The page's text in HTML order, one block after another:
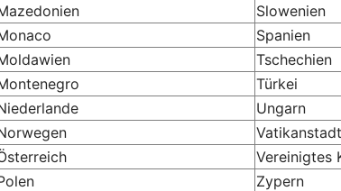
Slowenien
Spanien
Tschechien
Türkei
Ungarn
Vatikanstadt
Vereinigtes
Zypern